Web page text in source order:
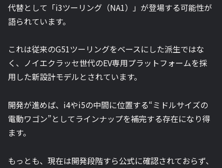
代替として「i3ツーリング（NA1）」が登場する可能性が
語られています。
これは従来のG51ツーリングをベースにした派生ではな
く、ノイエクラッセ世代のEV専用プラットフォームを採
用した新設計モデルとされています。
開発が進めば、i4やi5の中間に位置する“ミドルサイズの
電動ワゴン”としてラインナップを補完する存在になり得
ます。
もっとも、現在は開発段階すら公式に確認されておらず、